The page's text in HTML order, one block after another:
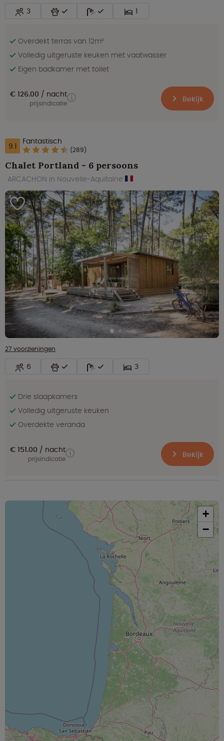
3 1
Overdekt terras van 12m²
Volledig uitgeruste keuken met vaatwasser
Eigen badkamer met toilet
€ 126.00 nacht
prijsindicatie Bekijk
9.1 Fantastisch
(289)
Chalet Portland - 6 persoons
ARCACHON in Nouvelle-Aquitaine
27 voorzieningen
6 3
Drie slaapkamers
Volledig uitgeruste keuken
Overdekte veranda
€ 151.00 nacht
prijsindicatie Bekijk
+
−